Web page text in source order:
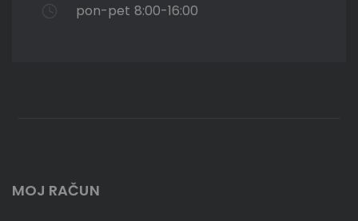
pon-pet 8:00-16:00
MOJ RAČUN